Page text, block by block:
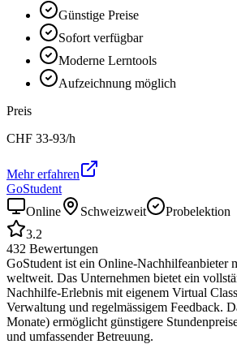
Günstige Preise
Sofort verfügbar
Moderne Lerntools
Aufzeichnung möglich
Preis
CHF 33-93/h
Mehr erfahren
GoStudent
Online
Schweizweit
Probelektion
3.2
432 Bewertungen
GoStudent ist ein Online-Nachhilfeanbieter
weltweit. Das Unternehmen bietet ein
Nachhilfe-Erlebnis mit eigenem Virtual
Verwaltung und regelmässigem Feedback.
Monate) ermöglicht günstigere
und umfassender Betreuung.